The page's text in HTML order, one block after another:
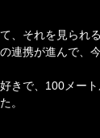
、それを見られ
連携が進んで、
きで、100メー
。